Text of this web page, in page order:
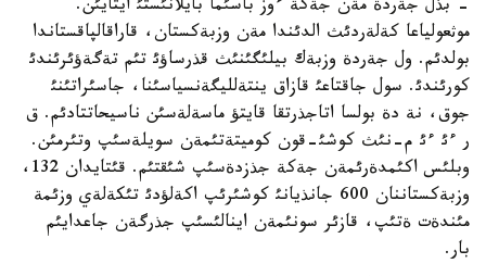
- بذل جةردة مةن جةكة ءوز باسئما بايلانئستئ ايتايئن.
موثعولياعا كةلةردئث الدئندا مةن وزبةكستان، قاراقالپاقستاندا
بولدئم. ول جةردة وزبةك بيلئگئنئث قذرساؤئ تئم تةگةؤئرئندئ
كورئندئ. سول جاقتاعئ قازاق ينتةلليگةنسياسئنا، جاسئراتئنئ
جوق، نة دة بولسا اتاجذرتقا قايتؤ ماسةلةسئن ناسيحاتتادئم. ق
ر ءئ ءئ م-نئث كوشئ-قون كوميتةتئمةن سويلةسئپ وتئرمئن.
وبلئس اكئمدةرئمةن جةكة جذزدةسئپ شئقتئم. قئتايدان 132،
وزبةكستاننان 600 جانذيانئ كوشئرئپ اكةلؤدئ تئكةلةي وزئمة
مئندةت ةتئپ، قازئر سونئمةن اينالئسئپ جذرگةن جاعدايئم
بار.